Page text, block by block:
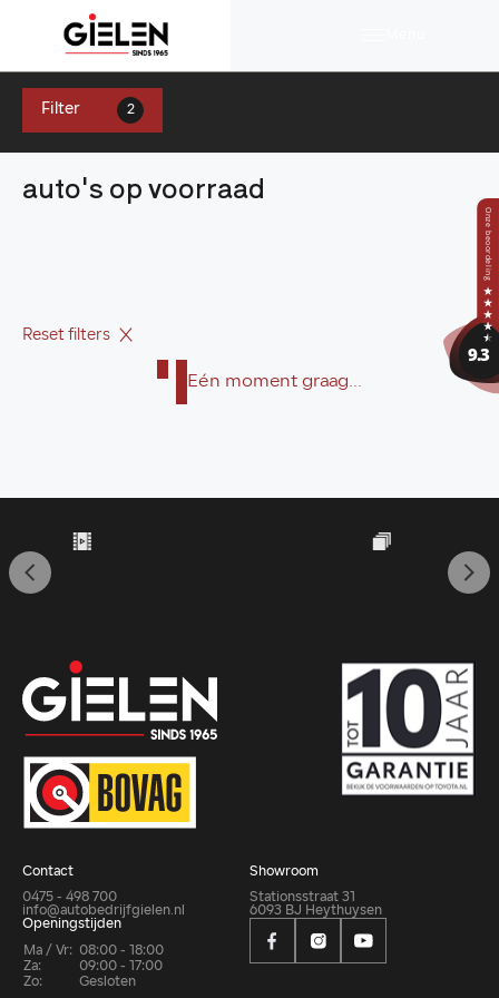
auto's op voorraad
Filter 2
Reset filters
Eén moment graag...
Contact
0475 - 498 700
info@autobedrijfgielen.nl
Showroom
Stationsstraat 31
6093 BJ Heythuysen
Openingstijden
Ma / Vr:
08:00 - 18:00
Za:
09:00 - 17:00
Zo:
Gesloten